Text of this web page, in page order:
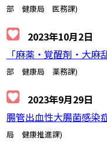
部 健康局 医務課)
2023年10月2日
「麻薬・覚醒剤・大
部 健康局 薬務課)
2023年9月29日
腸管出血性大腸菌感染
局 健康推進課)